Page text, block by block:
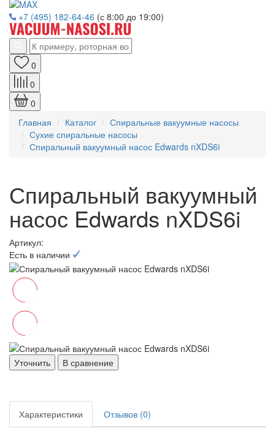
+7 (495) 182-64-46 (с 8:00 до 19:00)
0
0
0
Главная
Каталог
Спиральные вакуумные насосы
Сухие спиральные насосы
Спиральный вакуумный насос Edwards nXDS6i
Спиральный вакуумный
насос Edwards nXDS6i
Артикул:
Есть в наличии
Уточнить В сравнение
Характеристики Отзывов (0)